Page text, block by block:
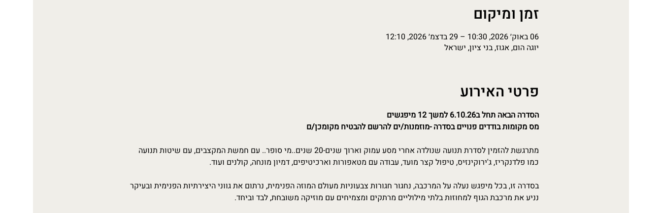
זמן ומיקום
06 באוק׳ 2026, 10:30 – 29 בדצמ׳ 2026, 12:10
יוגה הום, אגוז, בני ציון, ישראל
פרטי האירוע
הסדרה הבאה תחל ב6.10.26 למשך 12 מיפגשים
מס מקומות בודדים פנויים בסדרה -מוזמנות/ים להרשם להבטיח מקומכן/ם
מתרגשת להזמין לסדרת תנועה שנולדה אחרי מסע עמוק וארוך שנים-20 שנים..מי סופר.. עם חמשת המקצבים, עם שיטות תנועה
כמו פלדנקריז, ג'ירוקינזיס, טיפול קצר מועד, עבודה עם מטאפורות וארכיטיפים, דמיון מונחה, קולנים ועוד.
בסדרה זו, בכל מיפגש נעלה על המרכבה, נחגור חגורות צבעוניות מעולם המוזה הפנימית, נרתום את גווני היצירתיות הפנימית ובעיקר
נניע את מרכבת הגוף למחוזות בלתי מילוליים מרתקים ומצמיחים עם מוזיקה משובחת, לבד וביחד.